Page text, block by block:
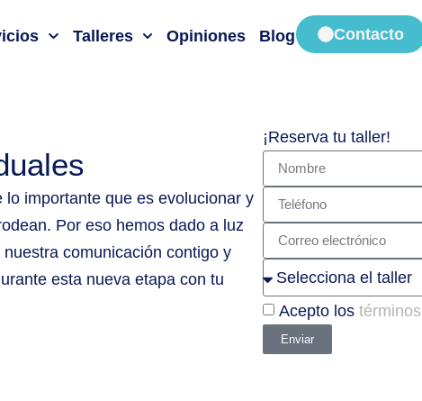
Talleres Opiniones Blog Contacto
importante que es evolucionar y
Por eso hemos dado a luz
comunicación contigo y
esta nueva etapa con tu
¡Reserva tu taller!
Acepto los
Enviar